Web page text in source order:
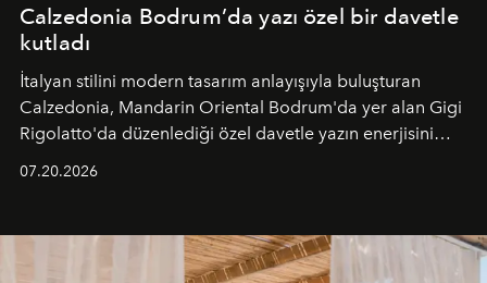
Calzedonia Bodrum’da yazı özel bir davetle
kutladı
İtalyan stilini modern tasarım anlayışıyla buluşturan
Calzedonia, Mandarin Oriental Bodrum'da yer alan Gigi
Rigolatto'da düzenlediği özel davetle yazın enerjisini
07.20.2026